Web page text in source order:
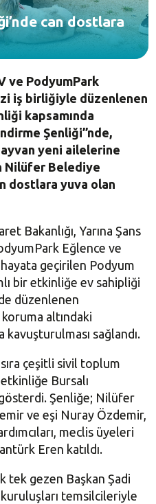
can dostlara
ve PodyumPark
iş birliğiyle düzenlenen
kapsamında
Şenliği”nde,
yeni ailelerine
Nilüfer Belediye
dostlara yuva olan
Bakanlığı, Yarına Şans
Eğlence ve
geçirilen Podyum
bir etkinliğe ev sahipliği
düzenlenen
altındaki
kavuşturulması sağlandı.
çeşitli sivil toplum
etkinliğe Bursalı
Şenliğe; Nilüfer
ve eşi Nuray Özdemir,
meclis üyeleri
Eren katıldı.
tek gezen Başkan Şadi
temsilcileriyle